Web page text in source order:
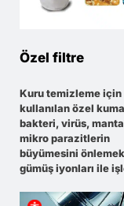
Özel filtre
Kuru temizleme için
kullanılan özel
bakteri, virüs,
mikro parazitlerin
büyümesini
gümüş iyonları ile